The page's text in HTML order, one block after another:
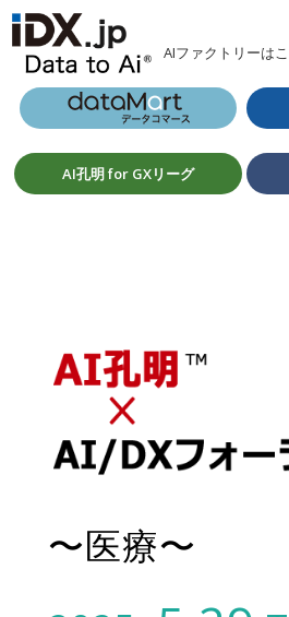
AIファクトリーは
AI孔明 for GXリーグ
〜医療〜